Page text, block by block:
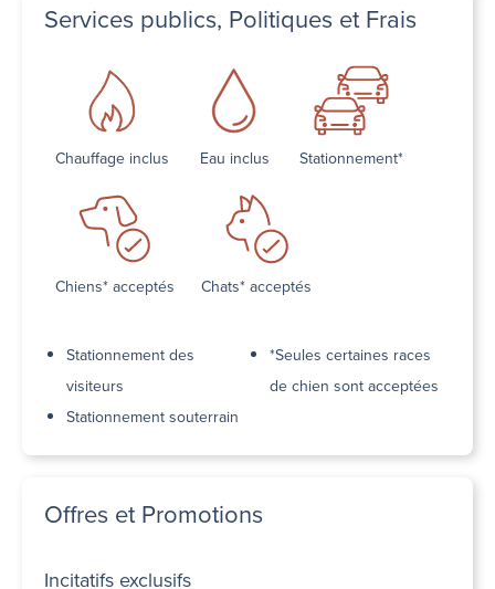
Services publics, Politiques et Frais
Chauffage inclus Eau inclus Stationnement*
Chiens* acceptés Chats* acceptés
Stationnement des
visiteurs
Stationnement souterrain
*Seules certaines races
de chien sont acceptées
Offres et Promotions
Incitatifs exclusifs